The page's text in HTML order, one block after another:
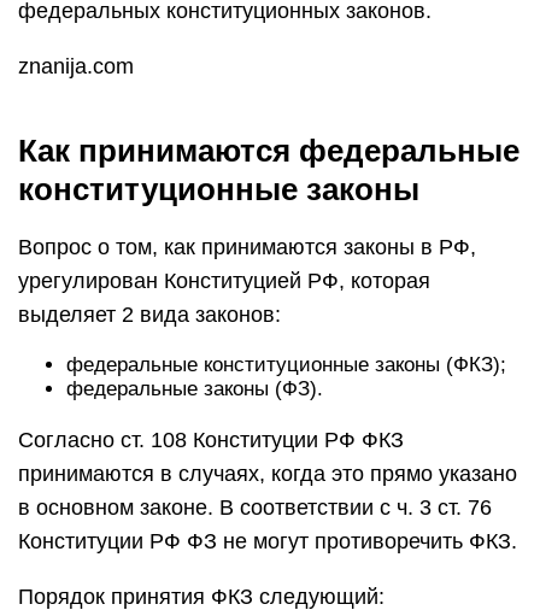
федеральных конституционных законов.
znanija.com
Как принимаются федеральные
конституционные законы
Вопрос о том, как принимаются законы в РФ,
урегулирован Конституцией РФ, которая
выделяет 2 вида законов:
федеральные конституционные законы (ФКЗ);
федеральные законы (ФЗ).
Согласно ст. 108 Конституции РФ ФКЗ
принимаются в случаях, когда это прямо указано
в основном законе. В соответствии с ч. 3 ст. 76
Конституции РФ ФЗ не могут противоречить ФКЗ.
Порядок принятия ФКЗ следующий: